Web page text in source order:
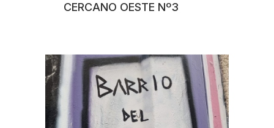
CERCANO OESTE Nº3